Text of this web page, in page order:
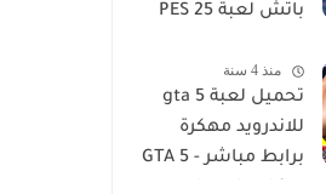
باتش لعبة PES 25
الاحدث
منذ 4 سنة
تحميل لعبة gta 5
للاندرويد مهكرة
برابط مباشر - GTA 5